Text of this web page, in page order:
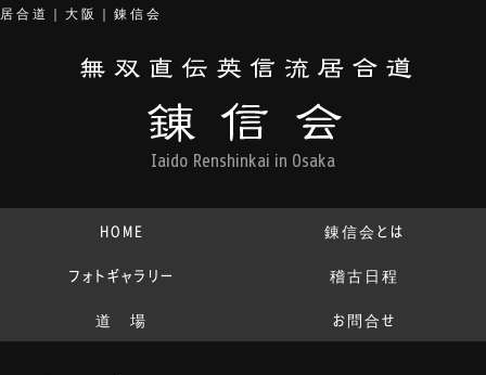
居合道｜大阪｜錬信会
Iaido Renshinkai in Osaka
HOME 錬信会とは
フォトギャラリー 稽古日程
道 場 お問合せ